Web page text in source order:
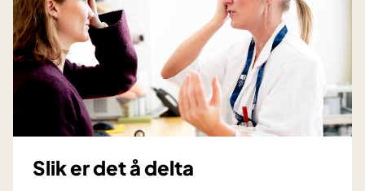
d
e
l
t
a
Slik er det å delta